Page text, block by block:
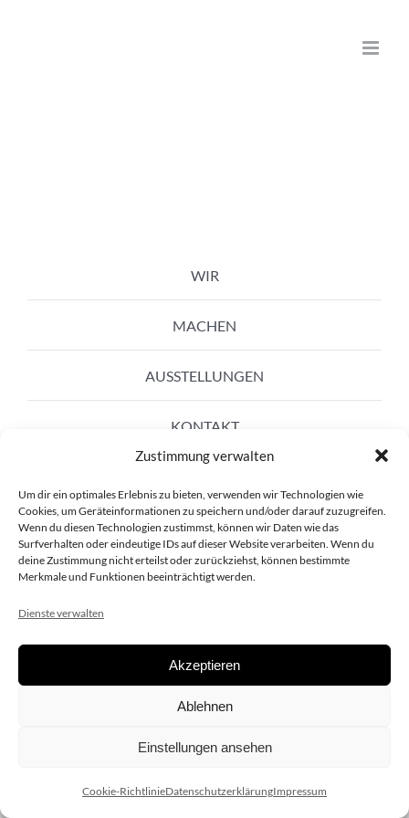
Zustimmung verwalten
Um dir ein optimales Erlebnis zu bieten, verwenden wir Technologien wie
Cookies, um Geräteinformationen zu speichern und/oder darauf zuzugreifen.
Wenn du diesen Technologien zustimmst, können wir Daten wie das
Surfverhalten oder eindeutige IDs auf dieser Website verarbeiten. Wenn du
deine Zustimmung nicht erteilst oder zurückziehst, können bestimmte
Merkmale und Funktionen beeinträchtigt werden.
Dienste verwalten
Akzeptieren
Ablehnen
Einstellungen ansehen
Cookie-RichtlinieDatenschutzerklärungImpressum
WIR
MACHEN
AUSSTELLUNGEN
KONTAKT
Copyright 2020 dieSCHAUsteller.at |Datenschützerklärung|
| Design:www.ARGEntur.at